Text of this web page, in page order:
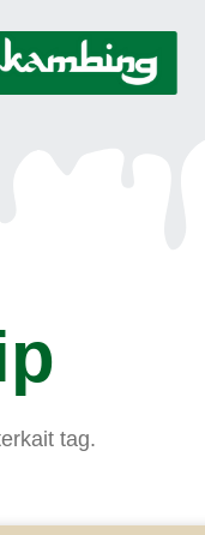
tag.